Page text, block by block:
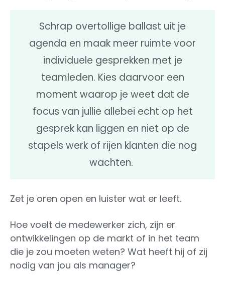
Schrap overtollige ballast uit je
agenda en maak meer ruimte voor
individuele gesprekken met je
teamleden. Kies daarvoor een
moment waarop je weet dat de
focus van jullie allebei echt op het
gesprek kan liggen en niet op de
stapels werk of rijen klanten die nog
wachten.
Zet je oren open en luister wat er leeft.
Hoe voelt de medewerker zich, zijn er
ontwikkelingen op de markt of in het team
die je zou moeten weten? Wat heeft hij of zij
nodig van jou als manager?